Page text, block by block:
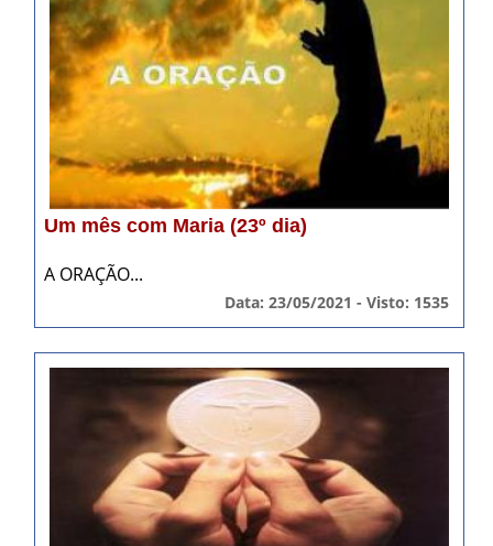
Um mês com Maria (23º dia)
A ORAÇÃO...
Data: 23/05/2021 - Visto: 1535